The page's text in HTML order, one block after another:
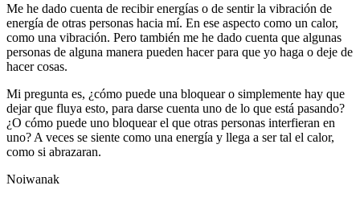
Me he dado cuenta de recibir energías o de sentir la vibración de
energía de otras personas hacia mí. En ese aspecto como un calor,
como una vibración. Pero también me he dado cuenta que algunas
personas de alguna manera pueden hacer para que yo haga o deje de
hacer cosas.
Mi pregunta es, ¿cómo puede una bloquear o simplemente hay que
dejar que fluya esto, para darse cuenta uno de lo que está pasando?
¿O cómo puede uno bloquear el que otras personas interfieran en
uno? A veces se siente como una energía y llega a ser tal el calor,
como si abrazaran.
Noiwanak